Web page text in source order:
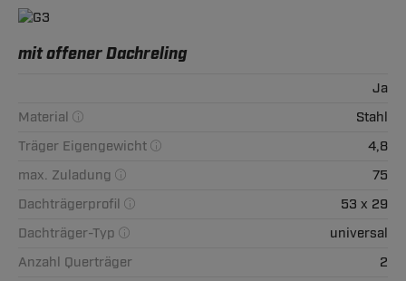
mit offener Dachreling
Ja
Material
Stahl
Träger Eigengewicht
4,8
max. Zuladung
75
Dachträgerprofil
53 x 29
Dachträger-Typ
universal
Anzahl Querträger
2